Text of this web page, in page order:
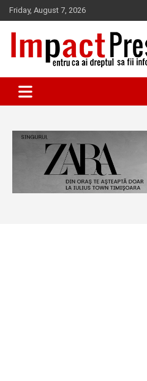
Skip
to
content
Friday, August 7, 2026
IMPACTPRESS